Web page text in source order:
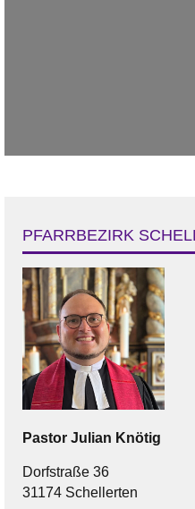
PFARRBEZIRK
Pastor Julian Knötig
Dorfstraße 36
31174 Schellerten